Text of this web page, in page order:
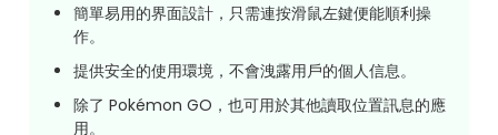
簡單易用的界面設計，只需連按滑鼠左鍵便能順利操
作。
提供安全的使用環境，不會洩露用戶的個人信息。
除了 Pokémon GO，也可用於其他讀取位置訊息的應
用。